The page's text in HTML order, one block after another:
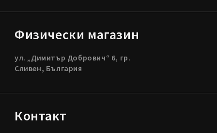
Физически магазин
ул. „Димитър Добрович“ 6, гр.
Сливен, България
Контакт